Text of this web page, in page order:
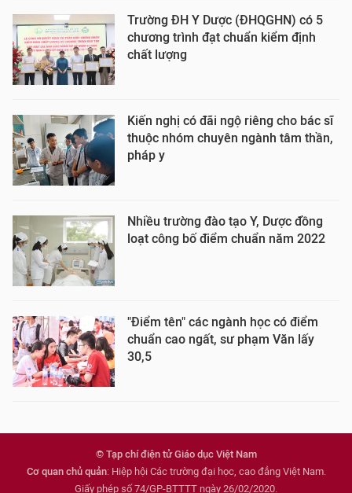
Trường ĐH Y Dược (ĐHQGHN) có 5
chương trình đạt chuẩn kiểm định
chất lượng
Kiến nghị có đãi ngộ riêng cho bác sĩ
thuộc nhóm chuyên ngành tâm thần,
pháp y
Nhiều trường đào tạo Y, Dược đồng
loạt công bố điểm chuẩn năm 2022
"Điểm tên" các ngành học có điểm
chuẩn cao ngất, sư phạm Văn lấy
30,5
© Tạp chí điện tử Giáo dục Việt Nam
Cơ quan chủ quản: Hiệp hội Các trường đại học, cao đẳng Việt Nam.
Giấy phép số 74/GP-BTTTT ngày 26/02/2020.